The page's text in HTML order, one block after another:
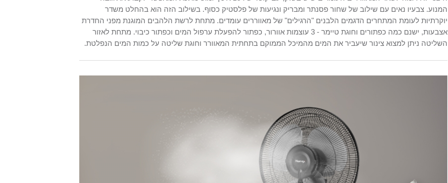
המנוע. צבעיו נאים עם שילוב של שחור פסנתר ומבריק ונגיעות של פלסטיק כסוף. בשילוב הזה הוא בהחלט משדר
יוקרתיות לעומת המתחרים הדגמים הלבנים "הרגילים" של מאווררים עומדים. מתחת לרשת הלהבים המוגנת מפני החדרת
אצבעות, ישנם כמה כפתורים וחוגת טיימר - 3 עוצמות אוורור, כפתור להפעלת ערפול המים וכפתור כיבוי. מתחת לאזור
השליטה ניתן למצוא צינור שיעביר את המים מהמיכל הממוקם בתחתית המאוורר וחוגת שליטה על כמות המים הנפלטת.